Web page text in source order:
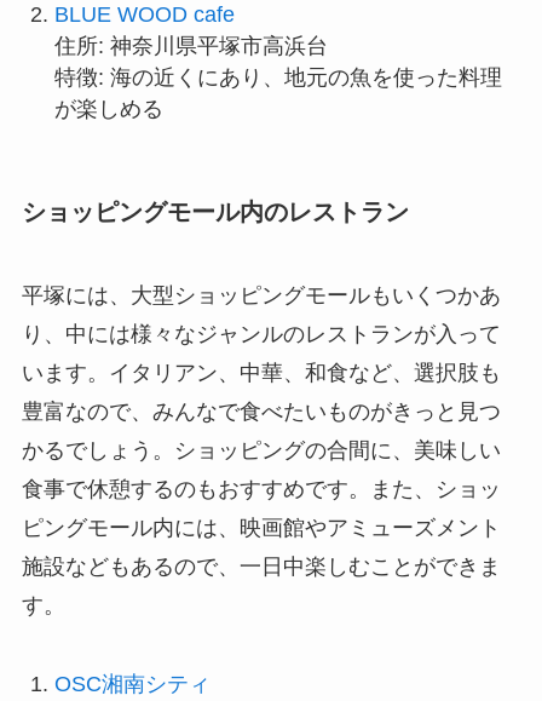
BLUE WOOD cafe
住所: 神奈川県平塚市高浜台
特徴: 海の近くにあり、地元の魚を使った料理
が楽しめる
ショッピングモール内のレストラン
平塚には、大型ショッピングモールもいくつかあ
り、中には様々なジャンルのレストランが入って
います。イタリアン、中華、和食など、選択肢も
豊富なので、みんなで食べたいものがきっと見つ
かるでしょう。ショッピングの合間に、美味しい
食事で休憩するのもおすすめです。また、ショッ
ピングモール内には、映画館やアミューズメント
施設などもあるので、一日中楽しむことができま
す。
OSC湘南シティ